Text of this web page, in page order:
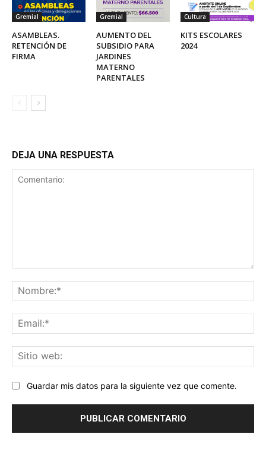
Gremial
ASAMBLEAS.
RETENCIÓN DE
FIRMA
Gremial
AUMENTO DEL
SUBSIDIO PARA
JARDINES
MATERNO
PARENTALES
Cultura
KITS ESCOLARES
2024
DEJA UNA RESPUESTA
Guardar mis datos para la siguiente vez que comente.